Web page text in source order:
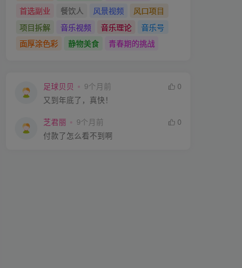
首选副业
餐饮人 风景视频
风口项目
项目拆解
音乐视频 音乐理论
音乐号
面厚涂色彩
静物美食 青春期的挑战
足球贝贝 9个月前
0
又到年底了，真快！
芝君丽 9个月前
0
付款了怎么看不到啊